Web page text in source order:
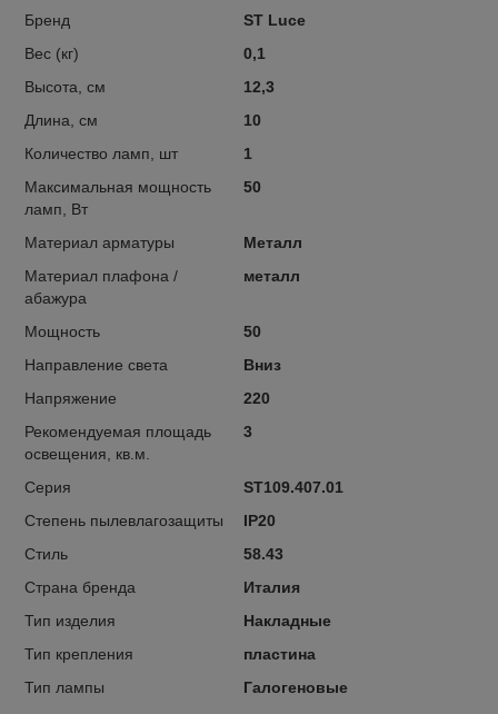
Бренд
ST Luce
Вес (кг)
0,1
Высота, см
12,3
Длина, см
10
Количество ламп, шт
1
Максимальная мощность
ламп, Вт
50
Материал арматуры
Металл
Материал плафона /
абажура
металл
Мощность
50
Направление света
Вниз
Напряжение
220
Рекомендуемая площадь
освещения, кв.м.
3
Серия
ST109.407.01
Степень пылевлагозащиты
IP20
Стиль
58.43
Страна бренда
Италия
Тип изделия
Накладные
Тип крепления
пластина
Тип лампы
Галогеновые